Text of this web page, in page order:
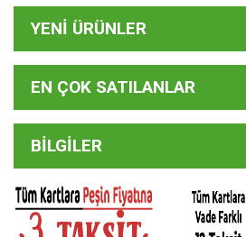
YENI ÜRÜNLER
EN ÇOK SATILANLAR
BILGILER